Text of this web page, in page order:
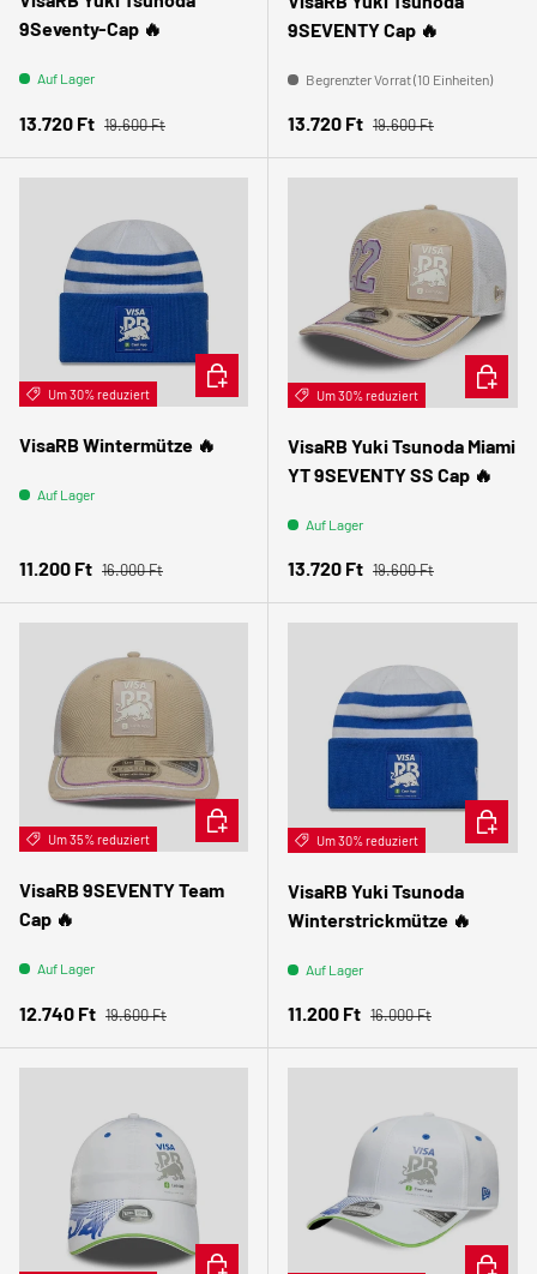
9Seventy-Cap 🔥
Auf Lager
Verkaufspreis
13.720 Ft Normaler Preis
19.600 Ft
9SEVENTY Cap 🔥
Begrenzter Vorrat (10 Einheiten)
Verkaufspreis
13.720 Ft Normaler Preis
19.600 Ft
Um 30% reduziert
VisaRB Wintermütze 🔥
Auf Lager
Verkaufspreis
11.200 Ft Normaler Preis
16.000 Ft
IN DEN WARENKORB
Um 30% reduziert
VisaRB Yuki Tsunoda Miami
YT 9SEVENTY SS Cap 🔥
Auf Lager
Verkaufspreis
13.720 Ft Normaler Preis
19.600 Ft
IN DEN
Um 35% reduziert
VisaRB 9SEVENTY Team
Cap 🔥
Auf Lager
Verkaufspreis
12.740 Ft Normaler Preis
19.600 Ft
IN DEN WARENKORB
Um 30% reduziert
VisaRB Yuki Tsunoda
Winterstrickmütze 🔥
Auf Lager
Verkaufspreis
11.200 Ft Normaler Preis
16.000 Ft
IN DEN
IN DEN WARENKORB IN DEN